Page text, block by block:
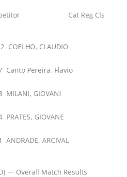
Cat Reg Cls
12 COELHO, CLAUDIO
Canto Pereira, Flavio
23 MILANI, GIOVANI
PRATES, GIOVANE
ANDRADE, ARCIVAL
— Overall Match Results